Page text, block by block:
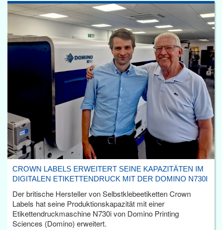
CROWN LABELS ERWEITERT SEINE KAPAZITÄTEN IM
DIGITALEN ETIKETTENDRUCK MIT DER DOMINO N730I
Der britische Hersteller von Selbstklebeetiketten Crown
Labels hat seine Produktionskapazität mit einer
Etikettendruckmaschine N730i von Domino Printing
Sciences (Domino) erweitert.